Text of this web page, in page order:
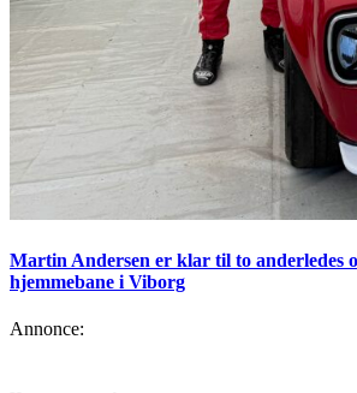
Martin Andersen er klar til to anderledes
hjemmebane i Viborg
Annonce: